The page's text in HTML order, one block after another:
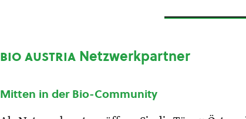
bio austria Netzwerkpartner
Mitten in der Bio-Community